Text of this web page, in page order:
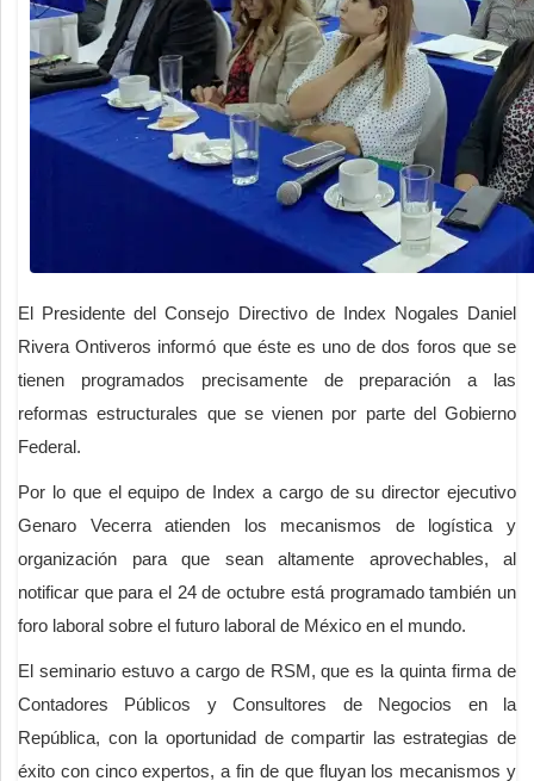
El Presidente del Consejo Directivo de Index Nogales Daniel
Rivera Ontiveros informó que éste es uno de dos foros que se
tienen programados precisamente de preparación a las
reformas estructurales que se vienen por parte del Gobierno
Federal.
Por lo que el equipo de Index a cargo de su director ejecutivo
Genaro Vecerra atienden los mecanismos de logística y
organización para que sean altamente aprovechables, al
notificar que para el 24 de octubre está programado también un
foro laboral sobre el futuro laboral de México en el mundo.
El seminario estuvo a cargo de RSM, que es la quinta firma de
Contadores Públicos y Consultores de Negocios en la
República, con la oportunidad de compartir las estrategias de
éxito con cinco expertos, a fin de que fluyan los mecanismos y